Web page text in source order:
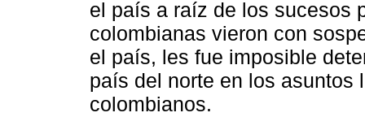
el país a raíz de los sucesos
colombianas vieron con
el país, les fue imposible
país del norte en los asuntos
colombianos.